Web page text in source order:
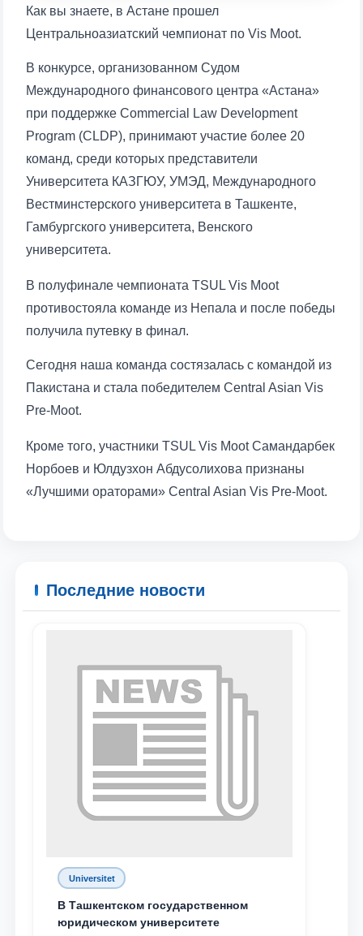
отправить
Как вы знаете, в Астане прошел
Центральноазиатский чемпионат по Vis Moot.
В конкурсе, организованном Судом
Международного финансового центра «Астана»
при поддержке Commercial Law Development
Program (CLDP), принимают участие более 20
команд, среди которых представители
Университета КАЗГЮУ, УМЭД, Международного
Вестминстерского университета в Ташкенте,
Гамбургского университета, Венского
университета.
В полуфинале чемпионата TSUL Vis Moot
противостояла команде из Непала и после победы
получила путевку в финал.
Сегодня наша команда состязалась с командой из
Пакистана и стала победителем Central Asian Vis
Pre-Moot.
Кроме того, участники TSUL Vis Moot Самандарбек
Норбоев и Юлдузхон Абдусолихова признаны
«Лучшими ораторами» Central Asian Vis Pre-Moot.
Последние новости
Universitet
В Ташкентском государственном
юридическом университете
✉️ Написать администратору